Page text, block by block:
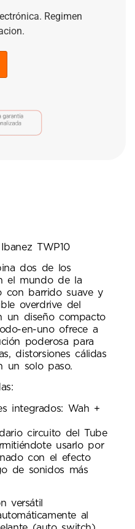
Regimen
TWP10
dos de los
el mundo de la
con barrido suave y
overdrive del
un diseño compacto
en-uno ofrece a
poderosa para
distorsiones cálidas
un solo paso.
integrados: Wah +
circuito del Tube
usarlo por
con el efecto
de sonidos más
versátil
al